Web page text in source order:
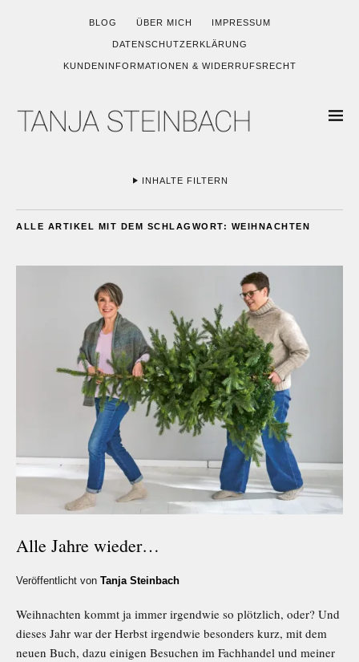
BLOG ÜBER MICH IMPRESSUM
DATENSCHUTZERKLÄRUNG
KUNDENINFORMATIONEN & WIDERRUFSRECHT
INHALTE FILTERN
ALLE ARTIKEL MIT DEM SCHLAGWORT: WEIHNACHTEN
Alle Jahre wieder…
Veröffentlicht von Tanja Steinbach
Weihnachten kommt ja immer irgendwie so plötzlich, oder? Und
dieses Jahr war der Herbst irgendwie besonders kurz, mit dem
neuen Buch, dazu einigen Besuchen im Fachhandel und meiner